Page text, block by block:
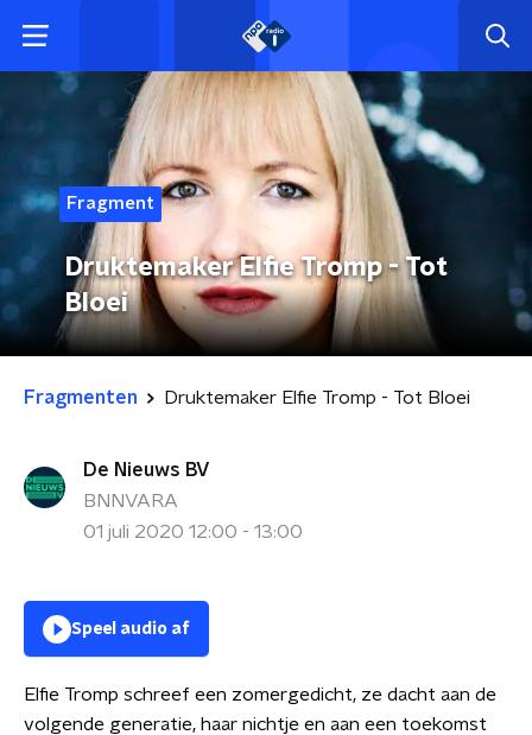
Fragment
Druktemaker Elfie Tromp - Tot
Bloei
Fragmenten Druktemaker Elfie Tromp - Tot Bloei
De Nieuws BV
BNNVARA
01 juli 2020 12:00 - 13:00
Speel audio af
Elfie Tromp schreef een zomergedicht, ze dacht aan de
volgende generatie, haar nichtje en aan een toekomst